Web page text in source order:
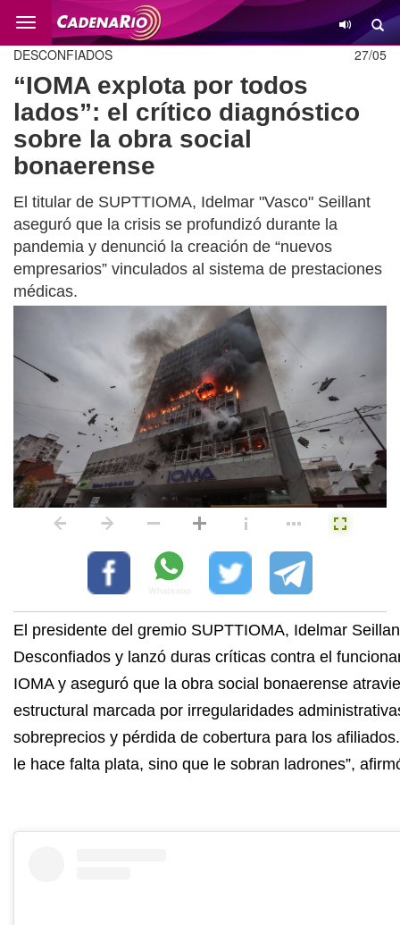
Cambio
27/05
DESCONFIADOS
“IOMA explota por todos
lados”: el crítico diagnóstico
sobre la obra social
bonaerense
El titular de SUPTTIOMA, Idelmar "Vasco" Seillant
aseguró que la crisis se profundizó durante la
pandemia y denunció la creación de “nuevos
empresarios” vinculados al sistema de prestaciones
médicas.
El presidente del gremio SUPTTIOMA, Idelmar
Desconfiados y lanzó duras críticas contra el
IOMA y aseguró que la obra social bonaerense
estructural marcada por irregularidades
sobreprecios y pérdida de cobertura para los
le hace falta plata, sino que le sobran ladrones”,